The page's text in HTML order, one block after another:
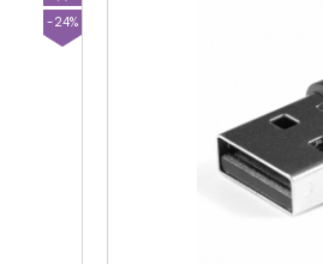
-24%